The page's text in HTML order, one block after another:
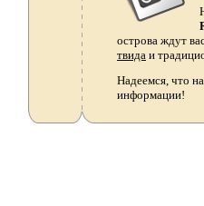
острова ждут
твида и
Надеемся, что
информации!